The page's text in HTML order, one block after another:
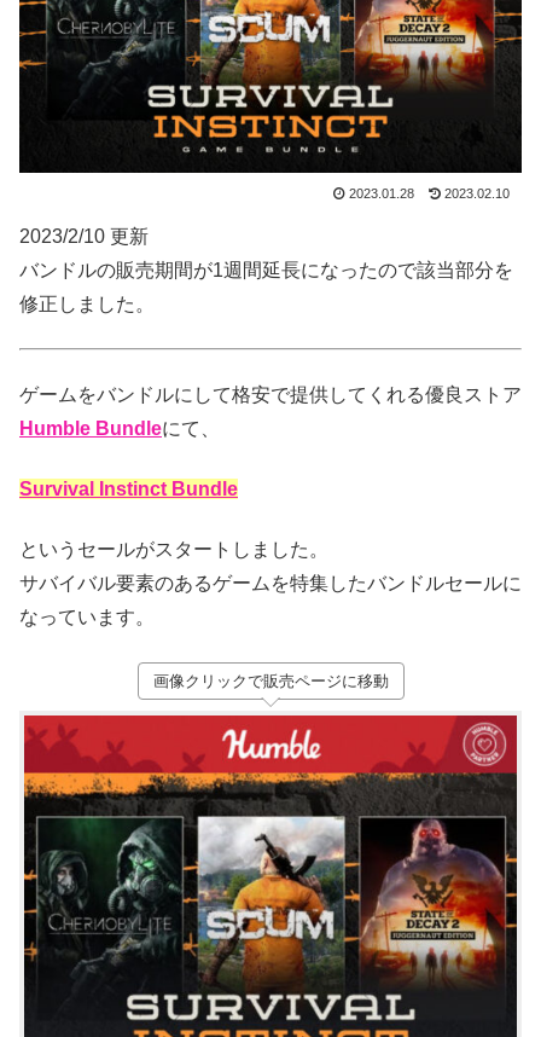
2023.01.28 2023.02.10
2023/2/10 更新
バンドルの販売期間が1週間延長になったので該当部分を
修正しました。
ゲームをバンドルにして格安で提供してくれる優良ストア
Humble Bundleにて、
Survival Instinct Bundle
というセールがスタートしました。
サバイバル要素のあるゲームを特集したバンドルセールに
なっています。
画像クリックで販売ページに移動